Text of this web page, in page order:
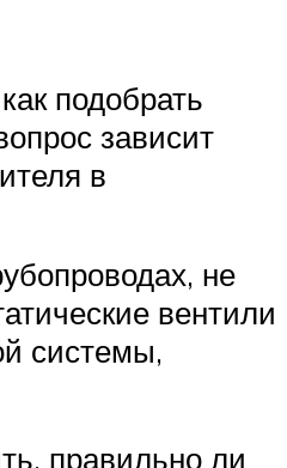
подобрать
зависит
в
не
вентили
системы,
правильно ли